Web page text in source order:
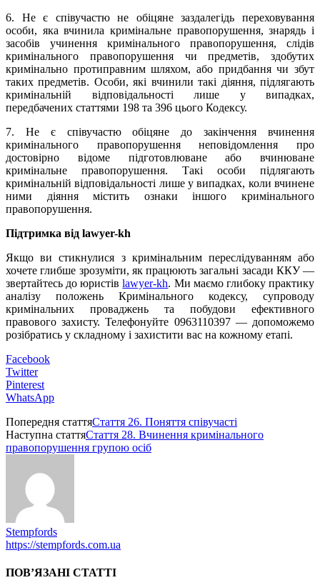
6. Не є співучастю не обіцяне заздалегідь переховування
особи, яка вчинила кримінальне правопорушення, знарядь і
засобів учинення кримінального правопорушення, слідів
кримінального правопорушення чи предметів, здобутих
кримінально протиправним шляхом, або придбання чи збут
таких предметів. Особи, які вчинили такі діяння, підлягають
кримінальній відповідальності лише у випадках,
передбачених статтями 198 та 396 цього Кодексу.
7. Не є співучастю обіцяне до закінчення вчинення
кримінального правопорушення неповідомлення про
достовірно відоме підготовлюване або вчинюване
кримінальне правопорушення. Такі особи підлягають
кримінальній відповідальності лише у випадках, коли вчинене
ними діяння містить ознаки іншого кримінального
правопорушення.
Підтримка від lawyer-kh
Якщо ви стикнулися з кримінальним переслідуванням або
хочете глибше зрозуміти, як працюють загальні засади ККУ —
звертайтесь до юристівlawyer-kh. Ми маємо глибоку практику
аналізу положень Кримінального кодексу, супроводу
кримінальних проваджень та побудови ефективного
правового захисту. Телефонуйте 0963110397 — допоможемо
розібратись у складному і захистити вас на кожному етапі.
Facebook
Twitter
Pinterest
WhatsApp
Попередня статтяСтаття 26. Поняття співучасті
Наступна статтяСтаття 28. Вчинення кримінального
правопорушення групою осіб
Stempfords
https://stempfords.com.ua
ПОВ’ЯЗАНІ СТАТТІ